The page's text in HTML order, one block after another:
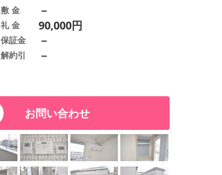
お問い合わせ
敷 金 －
礼 金 90,000円
保証金 －
解約引 －